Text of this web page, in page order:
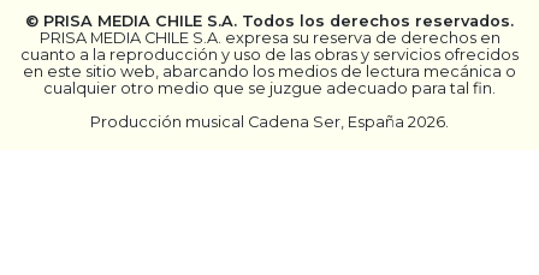
© PRISA MEDIA CHILE S.A. Todos los derechos reservados.
PRISA MEDIA CHILE S.A. expresa su reserva de derechos en
cuanto a la reproducción y uso de las obras y servicios ofrecidos
en este sitio web, abarcando los medios de lectura mecánica o
cualquier otro medio que se juzgue adecuado para tal fin.
Producción musical Cadena Ser, España 2026.